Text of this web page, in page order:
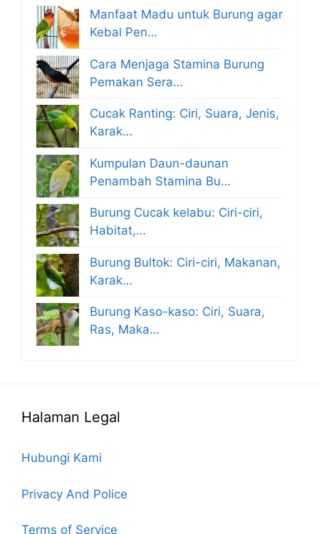
Manfaat Madu untuk Burung agar
Kebal Pen…
Cara Menjaga Stamina Burung
Pemakan Sera…
Cucak Ranting: Ciri, Suara, Jenis,
Karak…
Kumpulan Daun-daunan
Penambah Stamina Bu…
Burung Cucak kelabu: Ciri-ciri,
Habitat,…
Burung Bultok: Ciri-ciri, Makanan,
Karak…
Burung Kaso-kaso: Ciri, Suara,
Ras, Maka…
Halaman Legal
Hubungi Kami
Privacy And Police
Terms of Service